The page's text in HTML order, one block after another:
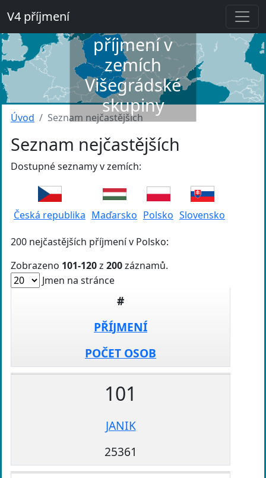
V4 příjmení
příjmení v
zemích
Višegrádské
skupiny
Úvod Seznam nejčastějších
Seznam nejčastějších
Dostupné seznamy v zemích:
Česká republika Maďarsko Polsko Slovensko
200 nejčastějších příjmení v Polsko:
Zobrazeno 101-120z 200záznamů.
Jmen na stránce
#
PŘÍJMENÍ
POČET OSOB
101
JANIK
25361